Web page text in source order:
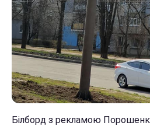
Білборд з рекламою